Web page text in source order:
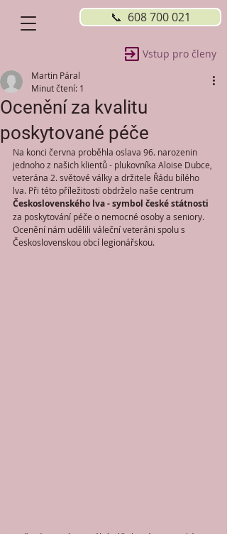
📞 608 700 021
Vstup pro členy
Ocenění za kvalitu
poskytované péče
Martin Páral
Minut čtení: 1
Na konci června proběhla oslava 96. narozenin
jednoho z našich klientů - plukovníka Aloise Dubce,
veterána 2. světové války a držitele Řádu bílého
lva. Při této příležitosti obdrželo naše centrum
Československého lva - symbol české státnosti
za poskytování péče o nemocné osoby a seniory.
Ocenění nám udělili váleční veteráni spolu s
Československou obcí legionářskou.